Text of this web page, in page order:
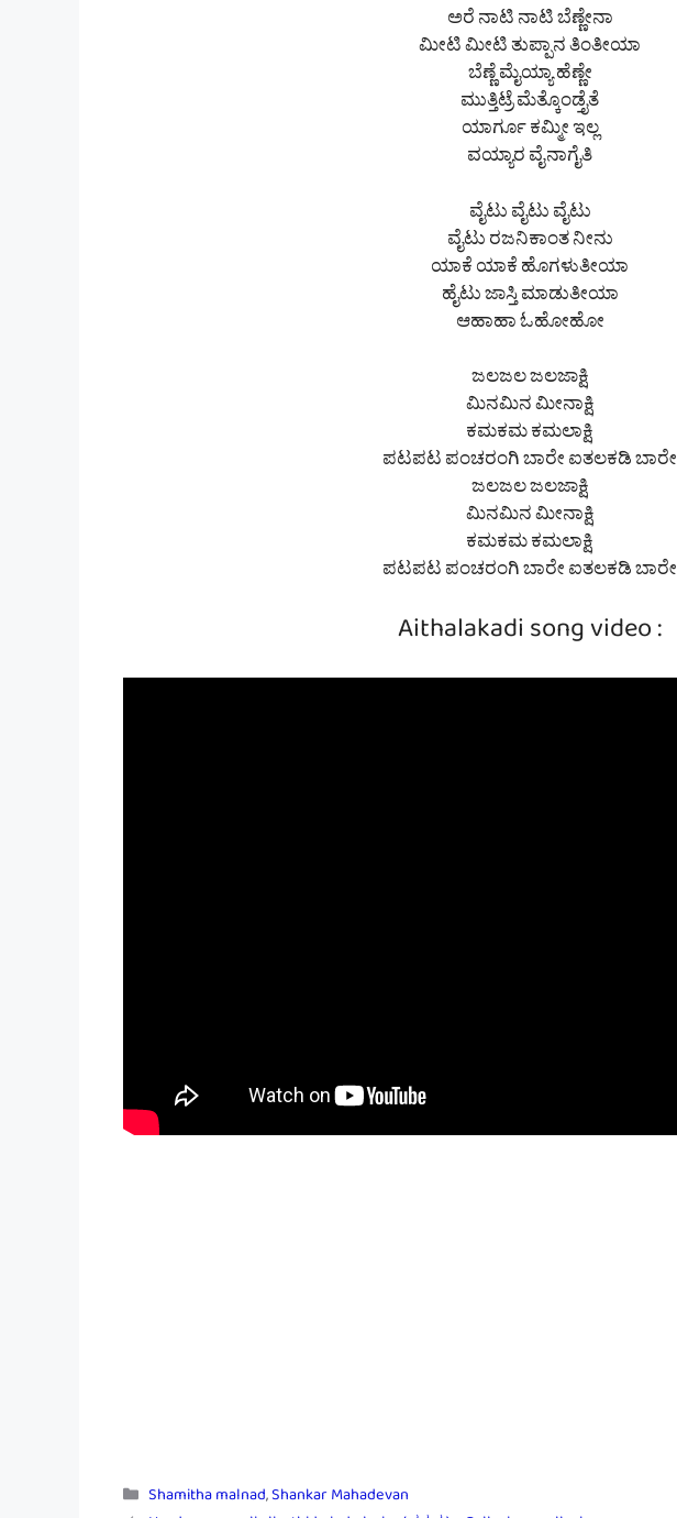
ಅರೆ ನಾಟಿ ನಾಟಿ ಬೆಣ್ಣೇನಾ
ಮೀಟಿ ಮೀಟಿ ತುಪ್ಪಾನ ತಿಂತೀಯಾ
ಬೆಣ್ಣೆ ಮೈಯ್ಯಾ ಹೆಣ್ಣೇ
ಮುತ್ತಿಟ್ರೆ ಮೆತ್ಕೊಂಡ್ತೈತೆ
ಯಾರ್ಗೂ ಕಮ್ಮೀ ಇಲ್ಲ
ವಯ್ಯಾರ ವೈನಾಗೈತಿ
ವೈಟು ವೈಟು ವೈಟು
ವೈಟು ರಜನಿಕಾಂತ ನೀನು
ಯಾಕೆ ಯಾಕೆ ಹೊಗಳುತೀಯಾ
ಹೈಟು ಜಾಸ್ತಿ ಮಾಡುತೀಯಾ
ಆಹಾಹಾ ಓಹೋಹೋ
ಜಲಜಲ ಜಲಜಾಕ್ಷಿ
ಮಿನಮಿನ ಮೀನಾಕ್ಷಿ
ಕಮಕಮ ಕಮಲಾಕ್ಷಿ
ಪಟಪಟ ಪಂಚರಂಗಿ ಬಾರೇ ಐತಲಕಡಿ ಬಾರೇ
ಜಲಜಲ ಜಲಜಾಕ್ಷಿ
ಮಿನಮಿನ ಮೀನಾಕ್ಷಿ
ಕಮಕಮ ಕಮಲಾಕ್ಷಿ
ಪಟಪಟ ಪಂಚರಂಗಿ ಬಾರೇ ಐತಲಕಡಿ ಬಾರೇ
Aithalakadi song video :
Categories
Shamitha malnad,Shankar Mahadevan